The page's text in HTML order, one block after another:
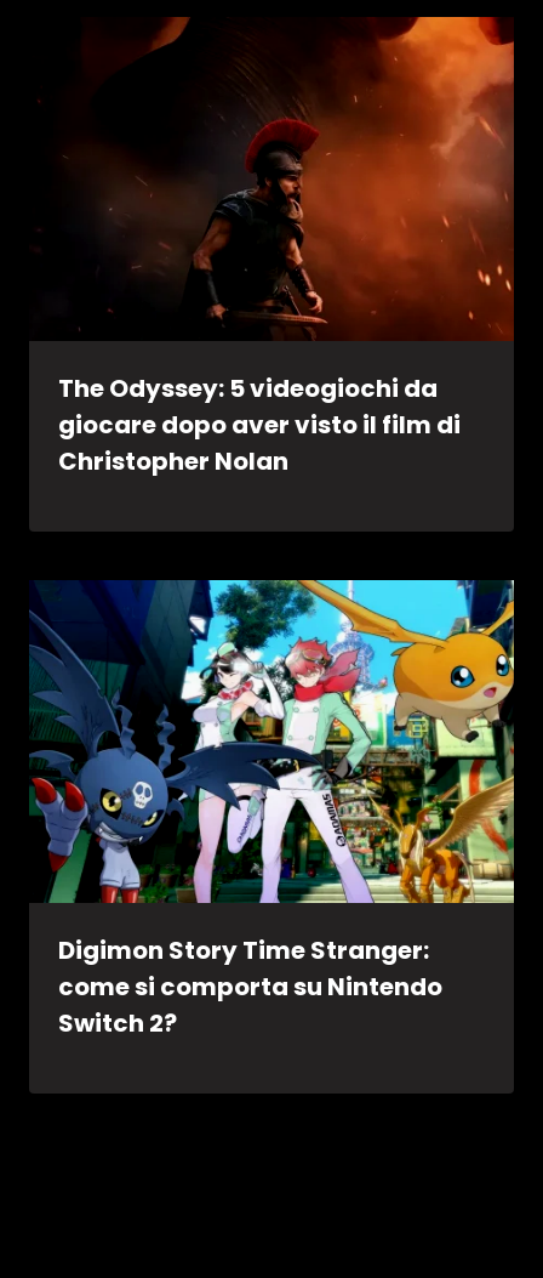
The Odyssey: 5 videogiochi da
giocare dopo aver visto il film di
Christopher Nolan
Digimon Story Time Stranger:
come si comporta su Nintendo
Switch 2?